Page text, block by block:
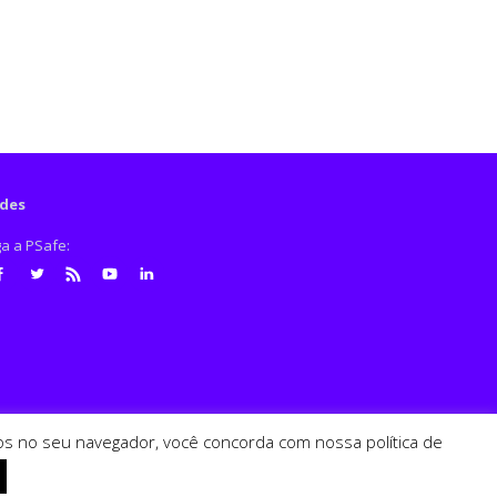
a PSafe:
no seu navegador, você concorda com nossa política de